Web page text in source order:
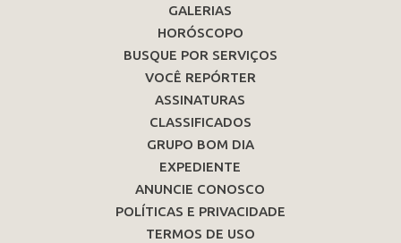
GALERIAS
HORÓSCOPO
BUSQUE POR SERVIÇOS
VOCÊ REPÓRTER
ASSINATURAS
CLASSIFICADOS
GRUPO BOM DIA
EXPEDIENTE
ANUNCIE CONOSCO
POLÍTICAS E PRIVACIDADE
TERMOS DE USO